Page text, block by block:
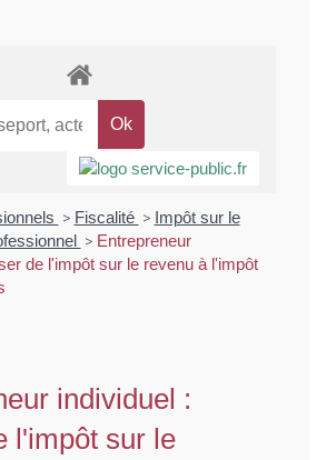
> Fiscalité > Impôt sur le
> Entrepreneur
de l'impôt sur le revenu à l'impôt
individuel :
l'impôt sur le